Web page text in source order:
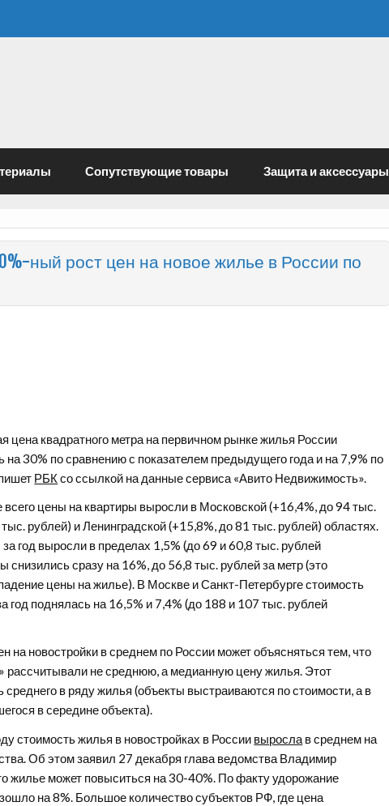
Сопутствующие товары Защита и аксессуары
ный рост цен на новое жилье в России по
цена квадратного метра на первичном рынке жилья России
на 30% по сравнению с показателем предыдущего года и на 7,9% по
РБК со ссылкой на данные сервиса «Авито Недвижимость».
цены на квартиры выросли в Московской (+16,4%, до 94 тыс.
рублей) и Ленинградской (+15,8%, до 81 тыс. рублей) областях.
год выросли в пределах 1,5% (до 69 и 60,8 тыс. рублей
снизились сразу на 16%, до 56,8 тыс. рублей за метр (это
цены на жилье). В Москве и Санкт-Петербурге стоимость
год поднялась на 16,5% и 7,4% (до 188 и 107 тыс. рублей
на новостройки в среднем по России может объясняться тем, что
рассчитывали не среднюю, а медианную цену жилья. Этот
среднего в ряду жилья (объекты выстраиваются по стоимости, а в
в середине объекта).
стоимость жилья в новостройках в России выросла в среднем на
Об этом заявил 27 декабря глава ведомства Владимир
жилье может повыситься на 30-40%. По факту удорожание
на 8%. Большое количество субъектов РФ, где цена